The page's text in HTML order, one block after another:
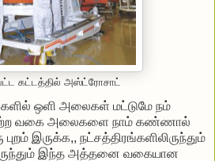
கட்டத்தில் அஸ்ட்ரோசாட்
ஒளி அலைகள் மட்டுமே நம்
வகை அலைகளை நாம் கண்ணால்
புறம் இருக்க,, நட்சத்திரங்களிலிருந்தும்
இந்த அத்தனை வகையான